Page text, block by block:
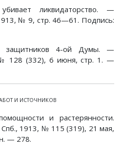
ликвидаторство. —
№ 9, стр. 46—61. Подпись:
4-ой Думы. —
128 (332), 6 июня, стр. 1. —
И ИСТОЧНИКОВ
и растерянности.
1913, № 115 (319), 21 мая,
— 278.